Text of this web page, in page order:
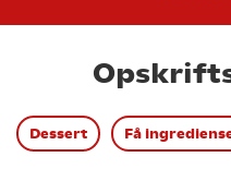
Dessert Få